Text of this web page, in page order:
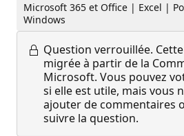
Microsoft 365 et Office | Excel |
Windows
Question verrouillée.
migrée à partir de la
Microsoft. Vous pouvez
si elle est utile, mais vous
ajouter de commentaires
suivre la question.